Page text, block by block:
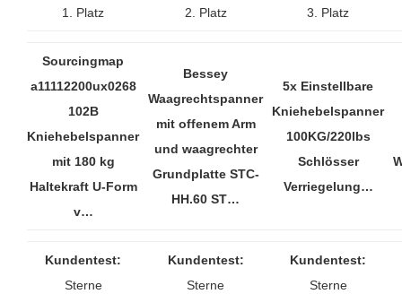
1. Platz 2. Platz 3. Platz
Sourcingmap
a11112200ux0268
102B
Kniehebelspanner
mit 180 kg
Haltekraft U-Form
v…
Bessey
Waagrechtspanner
mit offenem Arm
und waagrechter
Grundplatte STC-
HH.60 ST…
5x Einstellbare
Kniehebelspanner
100KG/220lbs
Schlösser
Verriegelung…
Kundentest:
Sterne
Kundentest:
Sterne
Kundentest:
Sterne